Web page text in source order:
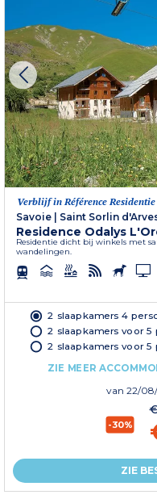
Verblijf in Référence Residentie
Savoie
Saint Sorlin
Residence Odalys
Residentie dicht bij winkels met
wandelingen.
2 slaapkamers 4
2 slaapkamers voor
2 slaapkamers voor
ZIE MEER
van 22/
-30%
ZIE